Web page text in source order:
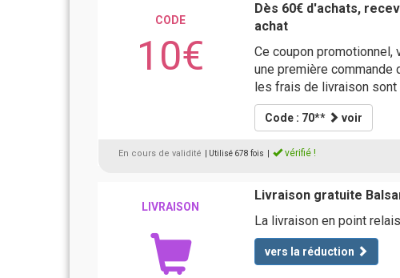
CODE
10€
Dès 60€ d'achats,
achat
Ce coupon promotionnel,
une première commande
les frais de livraison
Code : 70** voir
En cours de validité | Utilisé 678 fois vérifié !
LIVRAISON
Livraison gratuite
La livraison en point
vers la réduction